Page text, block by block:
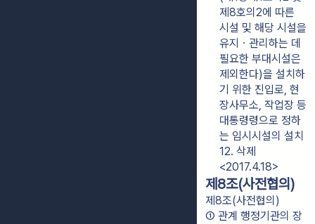
제8호의2에 따른
시설 및 해당 시설을
유지ㆍ관리하는 데
필요한 부대시설은
제외한다)을 설치하
기 위한 진입로, 현
장사무소, 작업장 등
대통령령으로 정하
는 임시시설의 설치
12. 삭제
<2017.4.18>
제8조(사전협의)
제8조(사전협의)
① 관계 행정기관의 장